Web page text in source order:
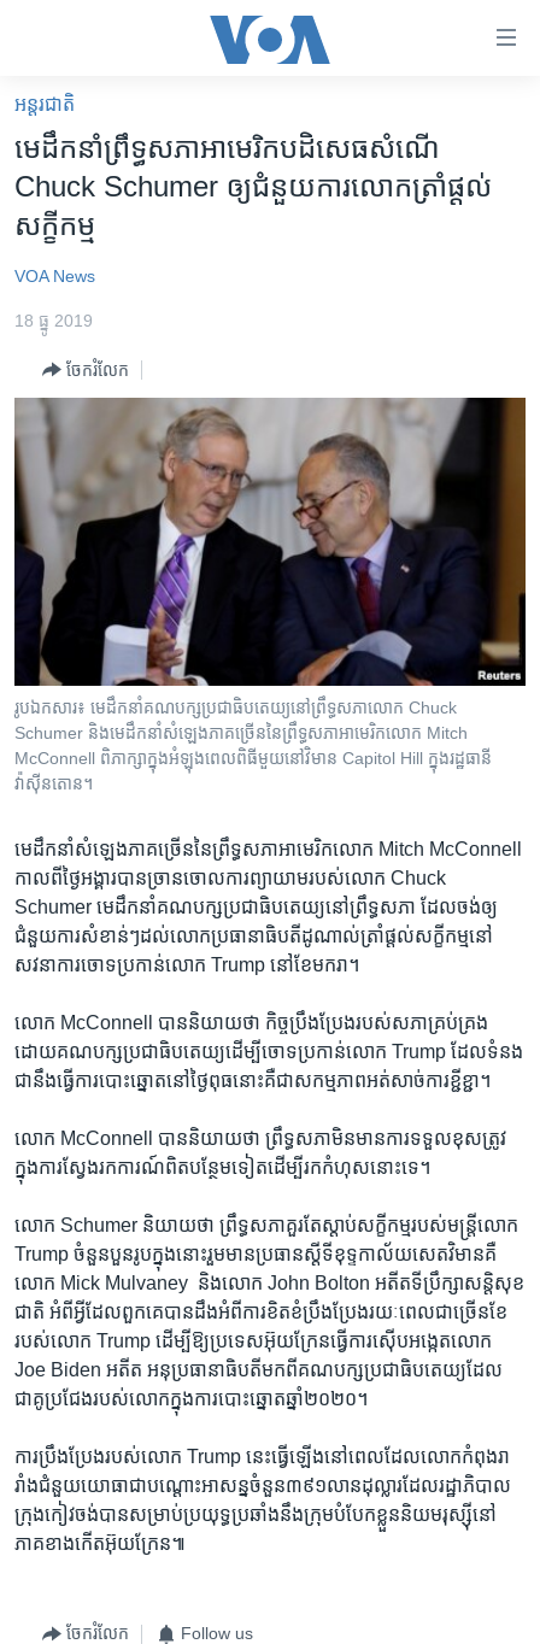
គេហទំព័រ​
ទាក់ទង
និង​
ចូល​
ទំព័រ​
ព័ត៌មាន​​
រំលង​
ចូល​
ទៅ​
ទំព័រ​
រចនា
ទៅ​
កាន់​
ទំព័រ​
ស្វែង​
កម្ពុជា
អាមេរិក
កម្ពុជាច្នៃប្រតិដ្ឋ
ព្រឹត្តិការណ៍ព័ត៌មាន
ទូរទស្សន៍ / វីដេអូ​
វិទ្យុ / ផតខាសថ៍
កម្មវិធីទាំងអស់
Khmer English
បណ្តាញ​សង្គម
ភាសា
អន្តរជាតិ
មេដឹកនាំព្រឹទ្ធសភាអាមេរិក​បដិសេធ​សំណើ​
Chuck Schumer ​ឲ្យ​ជំនួយការលោក​ត្រាំ​ផ្តល់​
សក្ខីកម្ម​
VOA News
18 ធ្នូ 2019
ចែករំលែក
រូបឯកសារ៖ មេដឹកនាំ​គណបក្ស​ប្រជា​ធិបតេយ្យ​នៅព្រឹទ្ធ​សភាលោក Chuck
Schumer និងមេដឹក​នាំ​សំឡេង​ភាគ​ច្រើន​នៃ​ព្រឹទ្ធ​សភាអាមេរិក​លោក Mitch
McConnell ពិភាក្សាក្នុងអំឡុងពេលពិធីមួយនៅវិមាន Capitol Hill ក្នុងរដ្ឋធានី
វ៉ាស៊ីនតោន។
មេដឹក​នាំ​សំឡេង​ភាគ​ច្រើន​នៃ​ព្រឹទ្ធ​សភាអាមេរិក​លោក Mitch McConnell
កាលពីថ្ងៃ​អង្គារ​បាន​ច្រាន​ចោល​ការ​ព្យាយាម​របស់​លោក​ Chuck
Schumer ​មេដឹកនាំ​គណបក្ស​ប្រជា​ធិបតេយ្យ​នៅព្រឹទ្ធ​សភា ដែល​ចង់​ឲ្យ​
ជំនួយ​ការ​សំខាន់ៗ​ដល់លោក​ប្រធានាធិបតី​ដូណាល់ត្រាំ​ផ្តល់​សក្ខីកម្ម​នៅ
សវនាការ​ចោទ​ប្រកាន់​លោក Trump នៅ​ខែ​មករា។​
លោក ​McConnell ​បាន​និយាយ​ថា​ កិច្ច​ប្រឹងប្រែង​របស់​សភា​គ្រប់គ្រង​
ដោយ​គណបក្ស​ប្រជា​ធិបតេយ្យ​ដើម្បី​ចោទ​ប្រកាន់លោក Trump ​ដែល​ទំនង​
ជា​នឹង​ធ្វើ​ការ​បោះឆ្នោត​នៅថ្ងៃ​ពុធ​នោះ​គឺ​ជា​សកម្មភាព​អត់​សាច់​ការ​ខ្ជីខ្ជា។ ​
លោក ​McConnell ​បាន​និយាយ​ថា​ ព្រឹទ្ធ​សភា​មិនមាន​ការ​ទទួល​ខុស​ត្រូវ​
ក្នុងការ​ស្វែង​រក​ការណ៍​ពិត​បន្ថែម​ទៀត​ដើម្បីរក​កំហុស​នោះ​ទេ។​
លោក​ Schumer​ និយាយ​ថា ព្រឹទ្ធ​សភា​គួរតែស្តាប់​សក្ខីកម្ម​របស់​មន្រ្តីលោក​
Trump ​ចំនួន​បួន​រូប​ក្នុងនោះ​រួម​មាន​ប្រធានស្តីទី​ខុទ្ទកាល័យ​សេតវិមាន​គឺ​
លោក Mick Mulvaney ​ និង​លោក John Bolton ​អតីត​ទីប្រឹក្សា​សន្តិសុខ
ជាតិ ​អំពីអ្វីដែលពួកគេ​បាន​ដឹងអំពី​ការ​ខិតខំប្រឹង​ប្រែង​រយៈពេល​ជាច្រើន​ខែ​
របស់​លោក Trump ​ដើម្បី​ឱ្យ​ប្រទេស​អ៊ុយក្រែន​ធ្វើការ​ស៊ើប​អង្កេត​លោក
Joe Biden​ អតីត ​អនុ​ប្រធានាធិបតី​មកពី​គណបក្ស​ប្រជា​ធិបតេយ្យ​ដែល​
ជាគូ​ប្រជែង​របស់​លោក​ក្នុង​ការបោះ​ឆ្នោត​ឆ្នាំ​២០២០។ ​
ការ​ប្រឹង​ប្រែង​របស់លោក ​Trump ​នេះ​ធ្វើ​ឡើង​នៅ​ពេល​ដែល​លោក​កំពុង​រា
រាំង​ជំនួយ​យោធា​ជាបណ្តោះ​អាសន្ន​ចំនួន​៣៩១​លាន​ដុល្លារ​ដែល​រដ្ឋាភិបាល​
ក្រុង​កៀវ​ចង់​បាន​សម្រាប់​ប្រយុទ្ធ​ប្រឆាំង​នឹងក្រុម​បំបែក​ខ្លួន​និយម​រុស្ស៊ីនៅ​
ភាគ​ខាង​កើត​អ៊ុយក្រែន៕​
ចែករំលែក Follow us